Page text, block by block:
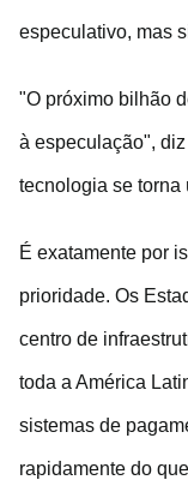
especulativo, mas
"O próximo bilhão
à especulação",
tecnologia se torna
É exatamente por
prioridade. Os
centro de
toda a América
sistemas de
rapidamente do